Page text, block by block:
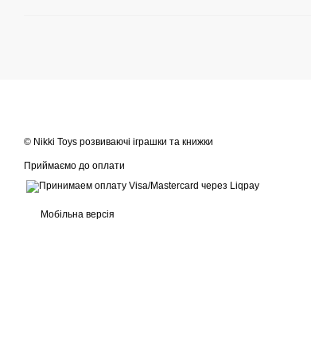
© Nikki Toys розвиваючі іграшки та книжки
Приймаємо до оплати
Мобільна версія